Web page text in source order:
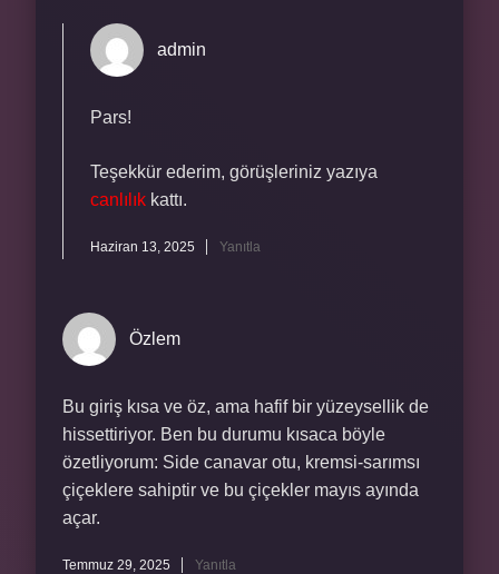
admin
Pars!
Teşekkür ederim, görüşleriniz yazıya
canlılık kattı.
Haziran 13, 2025 Yanıtla
Özlem
Bu giriş kısa ve öz, ama hafif bir yüzeysellik de
hissettiriyor. Ben bu durumu kısaca böyle
özetliyorum: Side canavar otu, kremsi-sarımsı
çiçeklere sahiptir ve bu çiçekler mayıs ayında
açar.
Temmuz 29, 2025 Yanıtla